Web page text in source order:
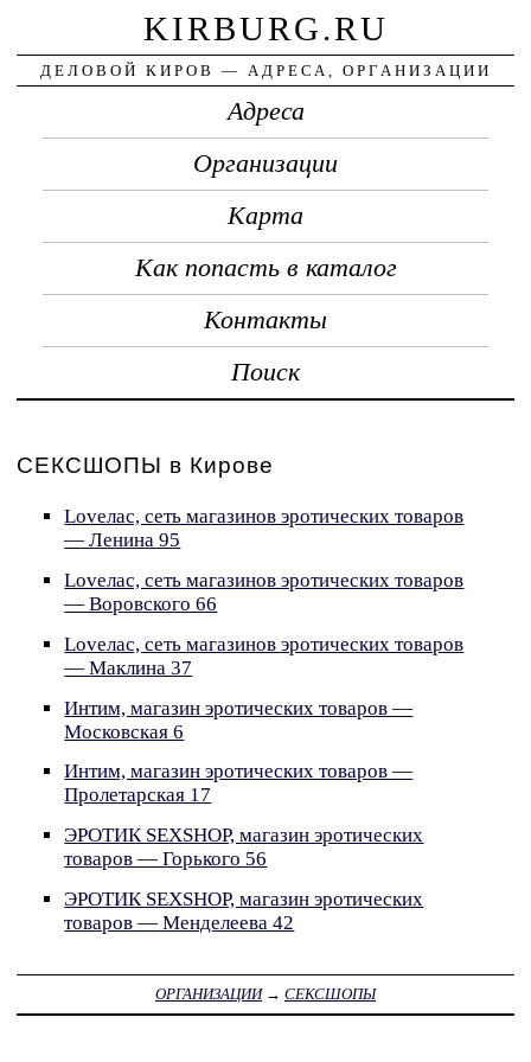
KIRBURG.RU
ДЕЛОВОЙ КИРОВ — АДРЕСА, ОРГАНИЗАЦИИ
Адреса
Организации
Карта
Как попасть в каталог
Контакты
Поиск
СЕКСШОПЫ в Кирове
Loveлас, сеть магазинов эротических товаров
— Ленина 95
Loveлас, сеть магазинов эротических товаров
— Воровского 66
Loveлас, сеть магазинов эротических товаров
— Маклина 37
Интим, магазин эротических товаров —
Московская 6
Интим, магазин эротических товаров —
Пролетарская 17
ЭРОТИК SEXSHOP, магазин эротических
товаров — Горького 56
ЭРОТИК SEXSHOP, магазин эротических
товаров — Менделеева 42
ОРГАНИЗАЦИИ→ СЕКСШОПЫ